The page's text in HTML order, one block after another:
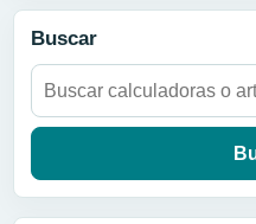
Buscar
Buscar: